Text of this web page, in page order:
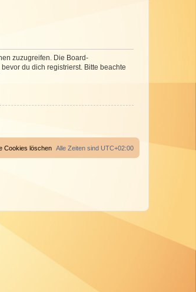
zuzugreifen. Die Board-
du dich registrierst. Bitte beachte
Alle Zeiten sind UTC+02:00
Cookies löschen